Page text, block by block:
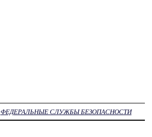
ФЕДЕРАЛЬНЫЕ СЛУЖБЫ БЕЗОПАСНОСТИ